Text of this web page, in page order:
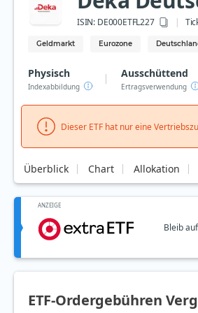
ISIN: DE000ETFL227
Geldmarkt Eurozone
Physisch
Indexabbildung
Ausschüttend
Ertragsverwendung
Dieser ETF hat nur eine
Überblick Chart Allokation
ANZEIGE
Bleib
ETF-Ordergebühren